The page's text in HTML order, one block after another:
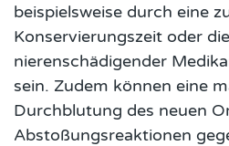
beispielsweise durch eine
Konservierungszeit oder
nierenschädigender
sein. Zudem können eine
Durchblutung des neuen
Abstoßungsreaktionen